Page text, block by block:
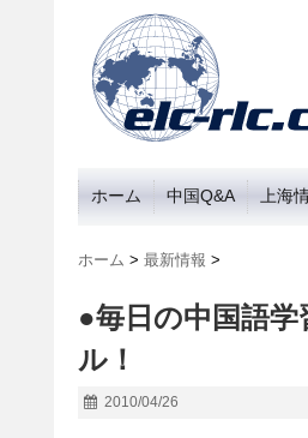
ホーム 中国Q&A 上海
ホーム > 最新情報 >
●毎日の中国語
ル！
2010/04/26